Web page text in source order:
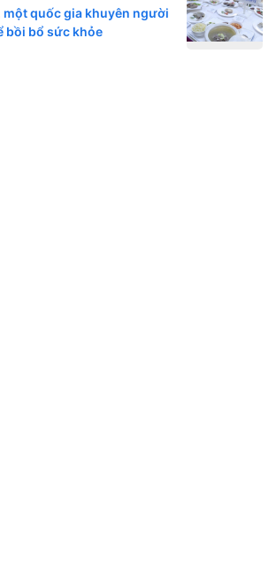
một quốc gia khuyên người
bồi bổ sức khỏe